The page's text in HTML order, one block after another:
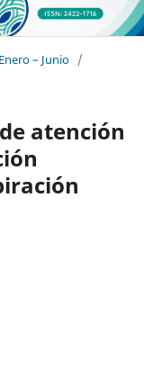
– Junio /
atención